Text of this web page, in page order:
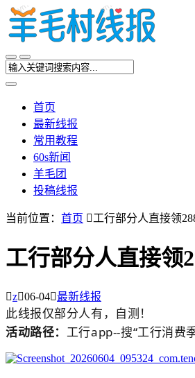
首页
最新线报
常用教程
60s新闻
羊毛团
投稿线报
当前位置： 首页 工行部分人直接领
工行部分人直接领
z06-04最新线报
此线报仅部分人有，自测！
活动路径： 工行app--搜“工行消费